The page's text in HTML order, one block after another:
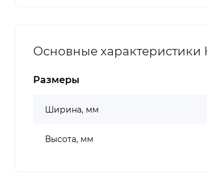
Основные
Размеры
Ширина, мм
Высота, мм